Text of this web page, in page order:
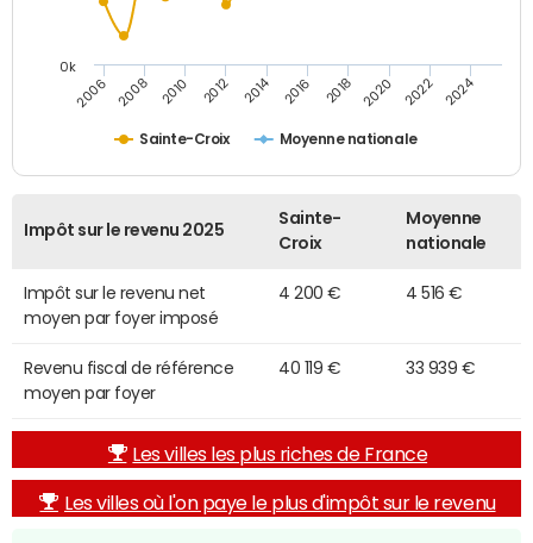
Sainte-Croix Moyenne nationale
2006 2008 2010 2012 2014 2016 2018 2020 2022 2024
0k
Impôt sur le revenu 2025
Sainte-
Croix
Moyenne
nationale
Impôt sur le revenu net
moyen par foyer imposé
4 200 € 4 516 €
Revenu fiscal de référence
moyen par foyer
40 119 € 33 939 €
Les villes les plus riches de France
Les villes où l'on paye le plus d'impôt sur le revenu